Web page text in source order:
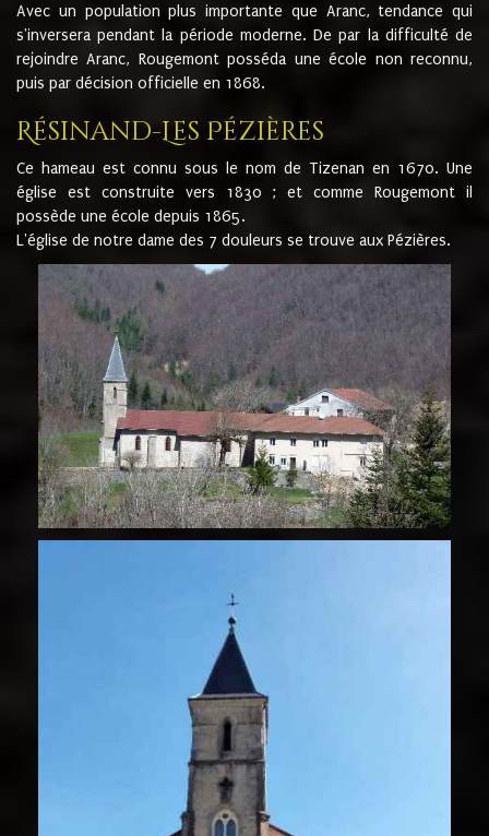
Avec un population plus importante que Aranc, tendance qui
s'inversera pendant la période moderne. De par la difficulté de
rejoindre Aranc, Rougemont posséda une école non reconnu,
puis par décision officielle en 1868.
Résinand-Les Pézières
Ce hameau est connu sous le nom de Tizenan en 1670. Une
église est construite vers 1830 ; et comme Rougemont il
possède une école depuis 1865.
L'église de notre dame des 7 douleurs se trouve aux Pézières.